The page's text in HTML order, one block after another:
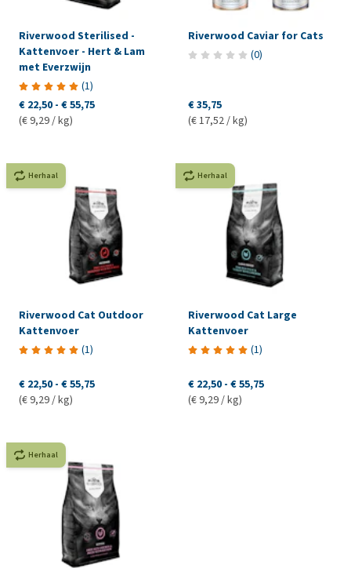
Riverwood Sterilised -
Kattenvoer - Hert & Lam
met Everzwijn
(1)
€ 22,50 - € 55,75
(€ 9,29 / kg)
Riverwood Caviar for Cats
(0)
€ 35,75
(€ 17,52 / kg)
Herhaal
Riverwood Cat Outdoor
Kattenvoer
(1)
€ 22,50 - € 55,75
(€ 9,29 / kg)
Herhaal
Riverwood Cat Large
Kattenvoer
(1)
€ 22,50 - € 55,75
(€ 9,29 / kg)
Herhaal